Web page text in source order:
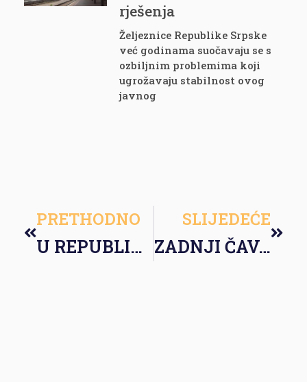
rješenja
Željeznice Republike Srpske
već godinama suočavaju se s
ozbiljnim problemima koji
ugrožavaju stabilnost ovog
javnog
PRETHODNO
U REPUBLICI SRPSKOJ NIŠTA NOVO
SLIJEDEĆE
ZADNJI ČAVAO U SANDUK DEMOKRATIJE